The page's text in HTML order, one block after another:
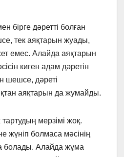
бiрге дәреттi болған
тек аяқтарын жуады,
емес. Алайда аяқтарын
киген адам дәретiн
шешсе, дәретi
аяқтарын да жумайды.
мерзiмi жоқ.
жүнiп болмаса мәсiнiң
болады. Алайда жұма